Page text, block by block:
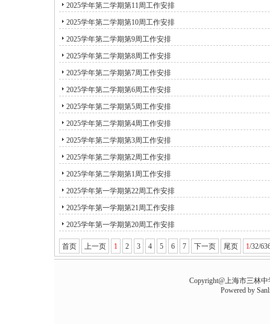
2025学年第二学期第11周工作安排
2025学年第二学期第10周工作安排
2025学年第二学期第9周工作安排
2025学年第二学期第8周工作安排
2025学年第二学期第7周工作安排
2025学年第二学期第6周工作安排
2025学年第二学期第5周工作安排
2025学年第二学期第4周工作安排
2025学年第二学期第3周工作安排
2025学年第二学期第2周工作安排
2025学年第二学期第1周工作安排
2025学年第一学期第22周工作安排
2025学年第一学期第21周工作安排
2025学年第一学期第20周工作安排
首页 上一页 1 2 3 4 5 6 7 下一页 尾页 1/32/
Copyright@上海市三林中
Powered by